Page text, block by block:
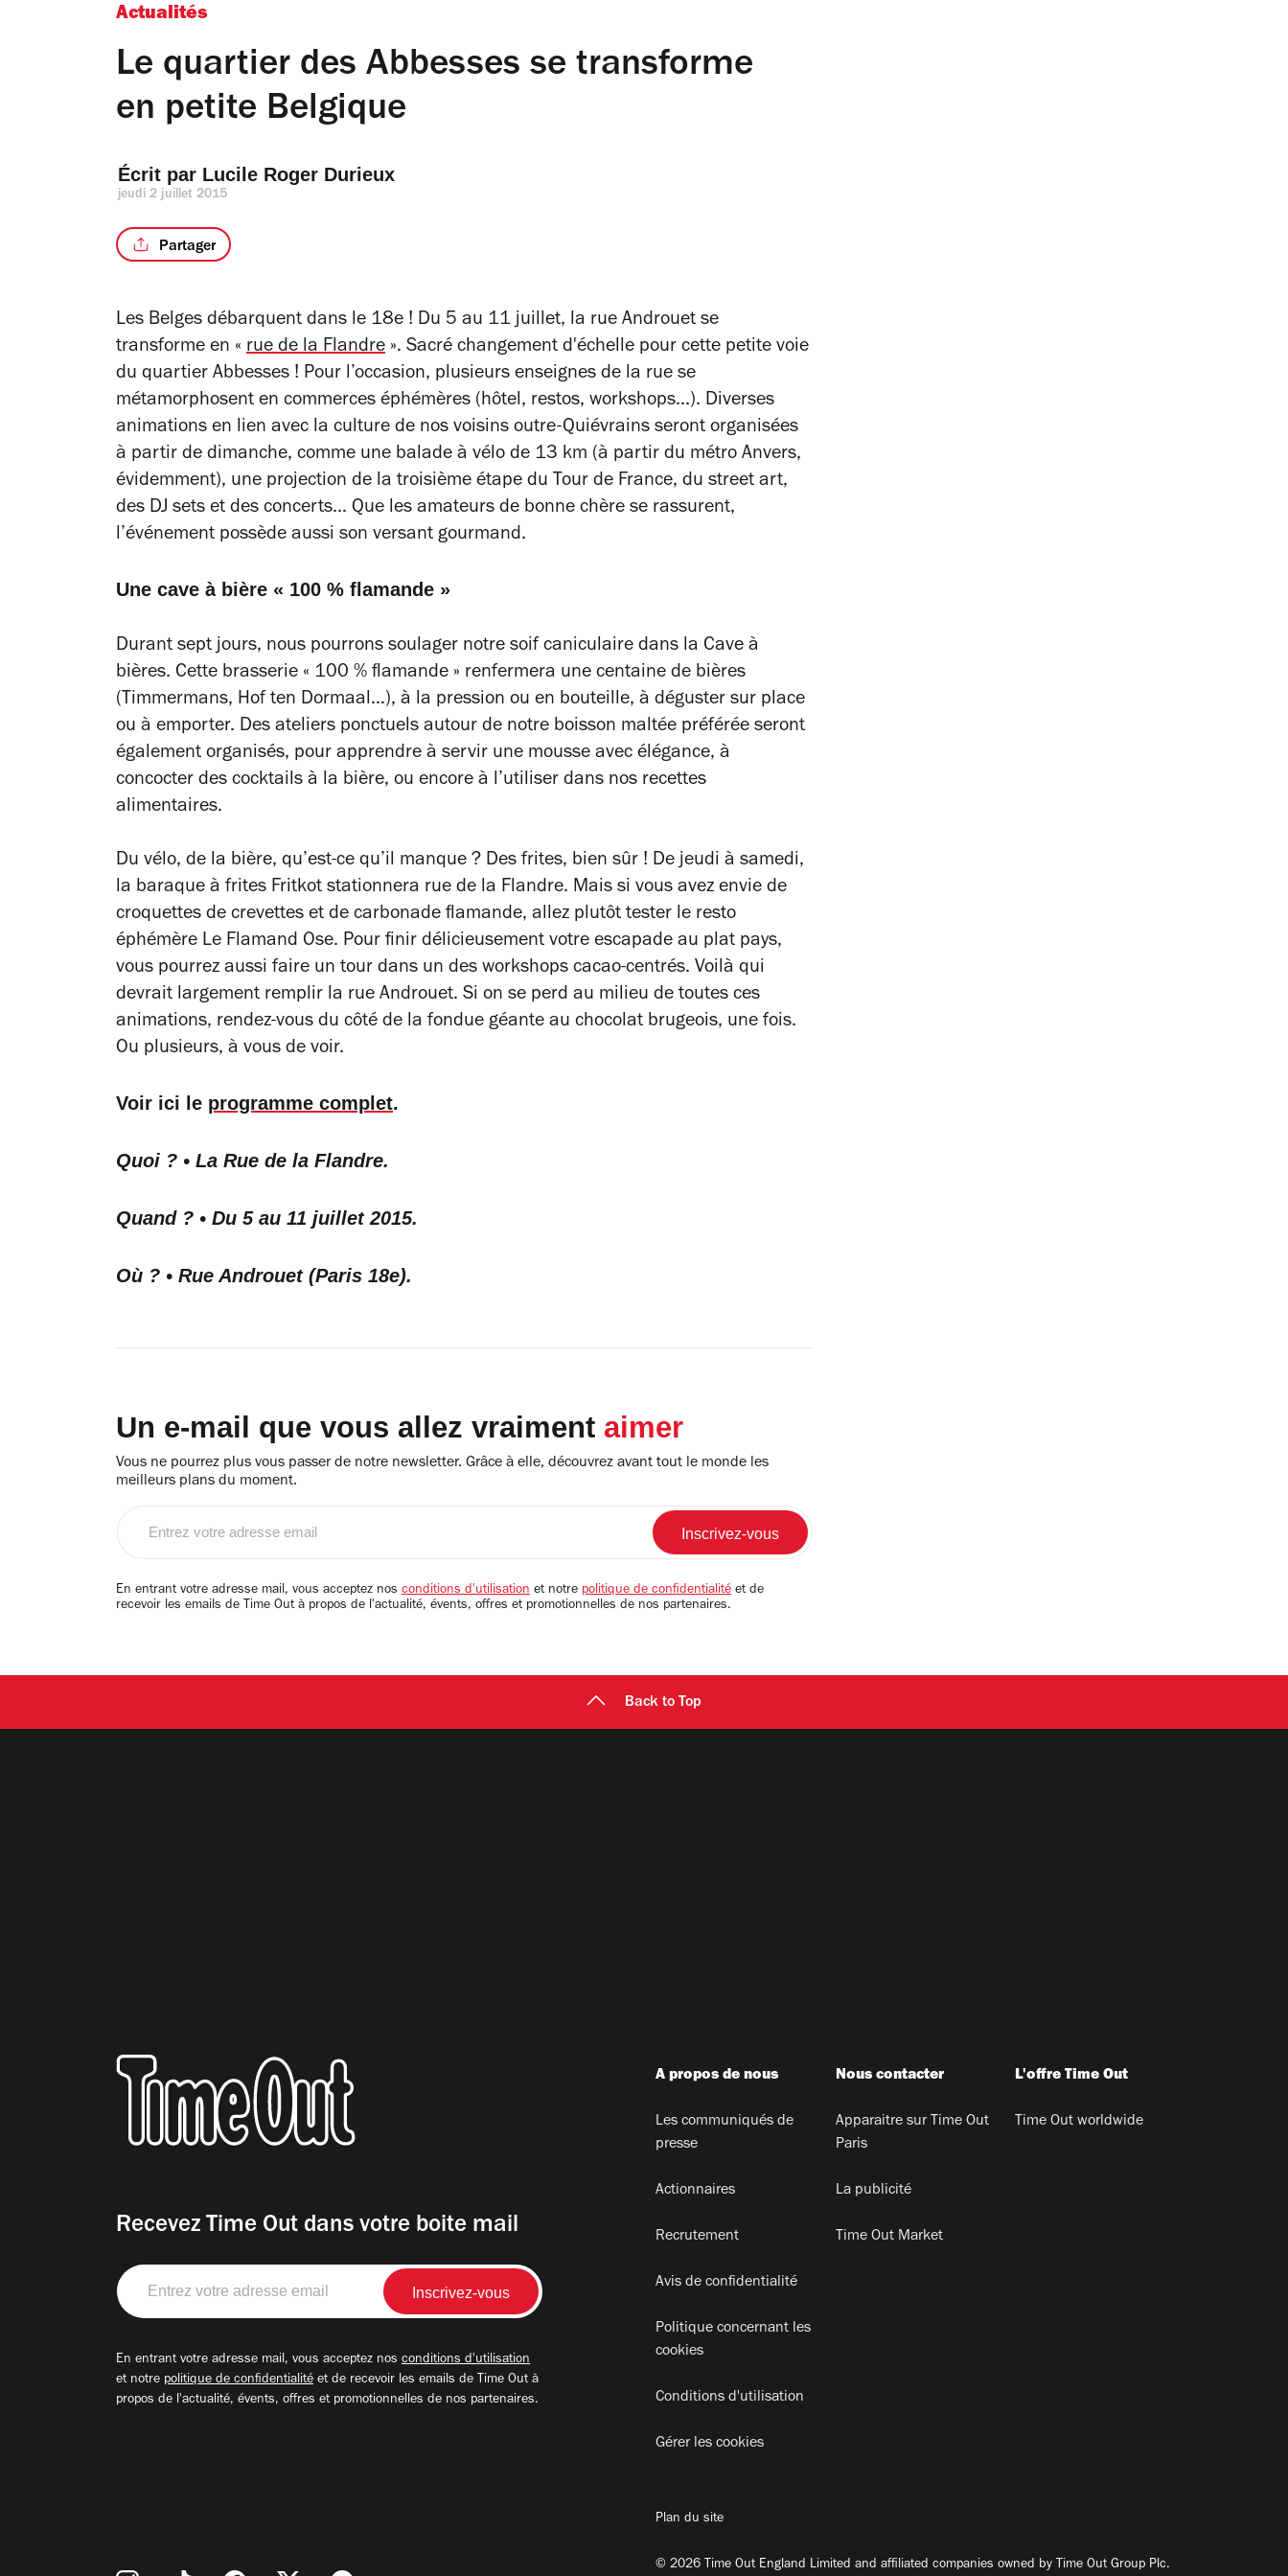
Actualités
Le quartier des Abbesses se transforme
en petite Belgique
Écrit par Lucile Roger Durieux
jeudi 2 juillet 2015
Partager
Les Belges débarquent dans le 18e ! Du 5 au 11 juillet, la rue Androuet se
transforme en « rue de la Flandre ». Sacré changement d'échelle pour cette petite voie
du quartier Abbesses ! Pour l’occasion, plusieurs enseignes de la rue se
métamorphosent en commerces éphémères (hôtel, restos, workshops...). Diverses
animations en lien avec la culture de nos voisins outre-Quiévrains seront organisées
à partir de dimanche, comme une balade à vélo de 13 km (à partir du métro Anvers,
évidemment), une projection de la troisième étape du Tour de France, du street art,
des DJ sets et des concerts… Que les amateurs de bonne chère se rassurent,
l’événement possède aussi son versant gourmand.
Une cave à bière « 100 % flamande »
Durant sept jours, nous pourrons soulager notre soif caniculaire dans la Cave à
bières. Cette brasserie « 100 % flamande » renfermera une centaine de bières
(Timmermans, Hof ten Dormaal…), à la pression ou en bouteille, à déguster sur place
ou à emporter. Des ateliers ponctuels autour de notre boisson maltée préférée seront
également organisés, pour apprendre à servir une mousse avec élégance, à
concocter des cocktails à la bière, ou encore à l’utiliser dans nos recettes
alimentaires.
Du vélo, de la bière, qu’est-ce qu’il manque ? Des frites, bien sûr ! De jeudi à samedi,
la baraque à frites Fritkot stationnera rue de la Flandre. Mais si vous avez envie de
croquettes de crevettes et de carbonade flamande, allez plutôt tester le resto
éphémère Le Flamand Ose. Pour finir délicieusement votre escapade au plat pays,
vous pourrez aussi faire un tour dans un des workshops cacao-centrés. Voilà qui
devrait largement remplir la rue Androuet. Si on se perd au milieu de toutes ces
animations, rendez-vous du côté de la fondue géante au chocolat brugeois, une fois.
Ou plusieurs, à vous de voir.
Voir ici le programme complet.
Quoi ? • La Rue de la Flandre.
Quand ? • Du 5 au 11 juillet 2015.
Où ? • Rue Androuet (Paris 18e).
Un e-mail que vous allez vraiment aimer
Vous ne pourrez plus vous passer de notre newsletter. Grâce à elle, découvrez avant tout le monde les
meilleurs plans du moment.
email
En entrant votre adresse mail, vous acceptez nos conditions d'utilisation et notre politique de confidentialité et de
recevoir les emails de Time Out à propos de l'actualité, évents, offres et promotionnelles de nos partenaires.
Back to Top
Recevez Time Out dans votre boite mail
Entrez
votre
adresse
En entrant votre adresse mail, vous acceptez nos conditions d'utilisation
et notre politique de confidentialité et de recevoir les emails de Time Out à
propos de l'actualité, évents, offres et promotionnelles de nos partenaires.
A propos de nous
Les communiqués de
presse
Actionnaires
Recrutement
Avis de confidentialité
Politique concernant les
cookies
Conditions d'utilisation
Gérer les cookies
Nous contacter
Apparaitre sur Time Out
Paris
La publicité
Time Out Market
L'offre Time Out
Time Out worldwide
Plan du site
© 2026 Time Out England Limited and affiliated companies owned by Time Out Group Plc.